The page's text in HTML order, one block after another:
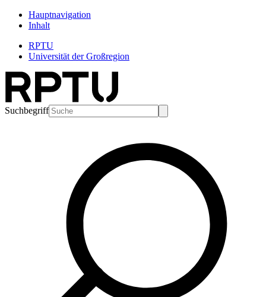
Hauptnavigation
Inhalt
RPTU
Universität der Großregion
Suchbegriff